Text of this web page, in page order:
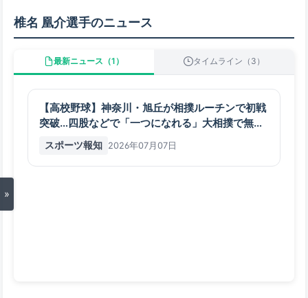
»
椎名 凰介選手のニュース
最新ニュース（1） タイムライン（3）
【高校野球】神奈川・旭丘が相撲ルーチンで初戦
突破…四股などで「一つになれる」大相撲で無傷
２１連勝中の旭富士の母校 - スポーツ報知
スポーツ報知 2026年07月07日